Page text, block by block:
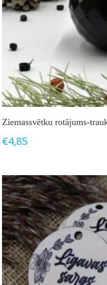
Ziemassvētku rotājums-
€4,85